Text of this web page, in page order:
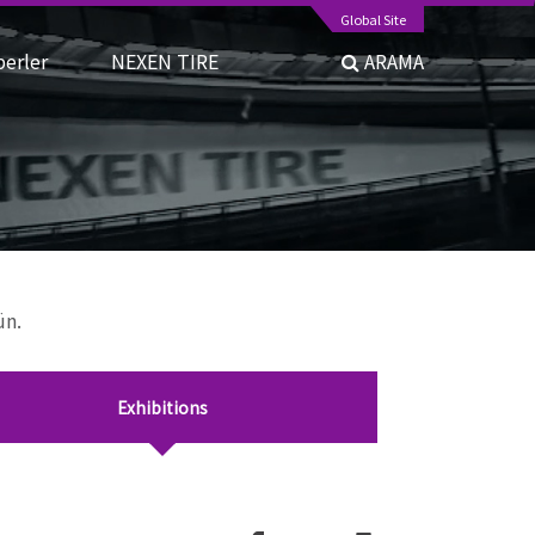
Global Site
NEXEN TIRE ARAMA
Exhibitions